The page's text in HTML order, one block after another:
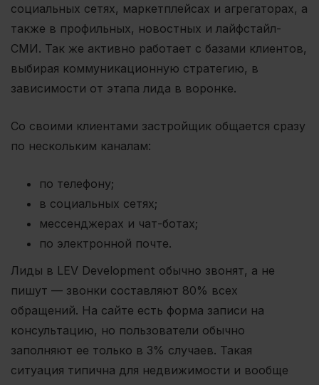
социальных сетях, маркетплейсах и агрегаторах, а
также в профильных, новостных и лайфстайл-
СМИ. Так же активно работает с базами клиентов,
выбирая коммуникационную стратегию, в
зависимости от этапа лида в воронке.
Со своими клиентами застройщик общается сразу
по нескольким каналам:
по телефону;
в социальных сетях;
мессенджерах и чат-ботах;
по электронной почте.
Лиды в LEV Development обычно звонят, а не
пишут — звонки составляют 80% всех
обращений. На сайте есть форма записи на
консультацию, но пользователи обычно
заполняют ее только в 3% случаев. Такая
ситуация типична для недвижимости и вообще